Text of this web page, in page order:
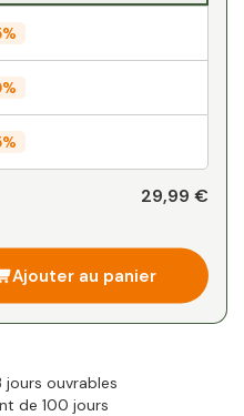
29,99 €
Ajouter au panier
ouvrables
de 100 jours